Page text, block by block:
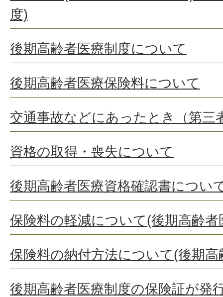
度)
後期高齢者医療制度について
後期高齢者医療保険料について
交通事故などにあったとき（第三
資格の取得・喪失について
後期高齢者医療資格確認書につい
保険料の軽減について(後期高齢者
保険料の納付方法について(後期高
後期高齢者医療制度の保険証が発